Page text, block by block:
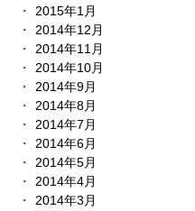
2015年1月
2014年12月
2014年11月
2014年10月
2014年9月
2014年8月
2014年7月
2014年6月
2014年5月
2014年4月
2014年3月